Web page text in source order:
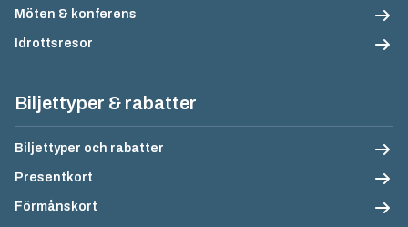
Möten & konferens
Idrottsresor
Biljettyper & rabatter
Biljettyper och rabatter
Presentkort
Förmånskort